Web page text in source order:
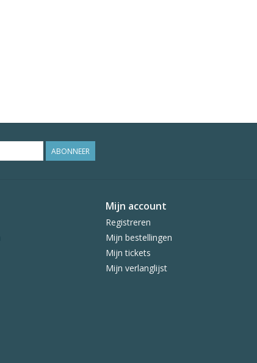
ABONNEER
Mijn account
Registreren
Mijn bestellingen
Mijn tickets
Mijn verlanglijst